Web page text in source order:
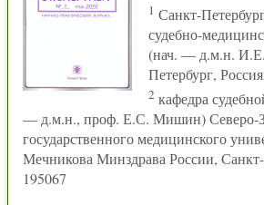
1 Санкт-
судебно-
(нач. — д.м.н.
Петербург,
2 кафедра
— д.м.н., проф. Е.С. Мишин) Северо-
государственного медицинского
Мечникова Минздрава России,
195067